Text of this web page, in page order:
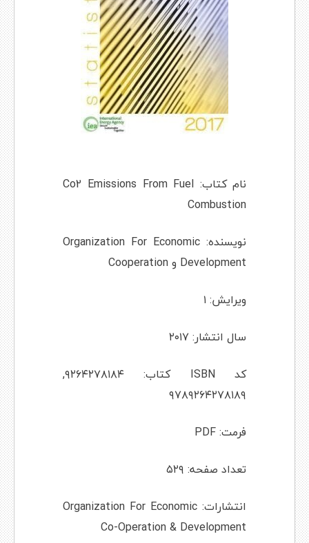
نام کتاب: Co2 Emissions From Fuel
Combustion
نویسنده: Organization For Economic
Development و Cooperation
ویرایش: ۱
سال انتشار: ۲۰۱۷
کد ISBN کتاب: ۹۲۶۴۲۷۸۱۸۴,
۹۷۸۹۲۶۴۲۷۸۱۸۹
فرمت: PDF
تعداد صفحه: ۵۲۹
انتشارات: Organization For Economic
Co-Operation & Development